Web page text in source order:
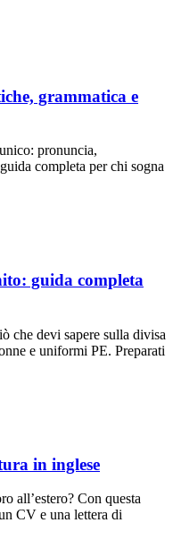
grammatica e
pronuncia,
completa per chi sogna
guida completa
che devi sapere sulla divisa
e uniformi PE. Preparati
in inglese
all’estero? Con questa
CV e una lettera di